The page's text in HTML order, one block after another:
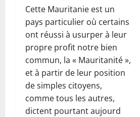
Cette Mauritanie est un
pays particulier où certains
ont réussi à usurper à leur
propre profit notre bien
commun, la « Mauritanité »,
et à partir de leur position
de simples citoyens,
comme tous les autres,
dictent pourtant aujourd